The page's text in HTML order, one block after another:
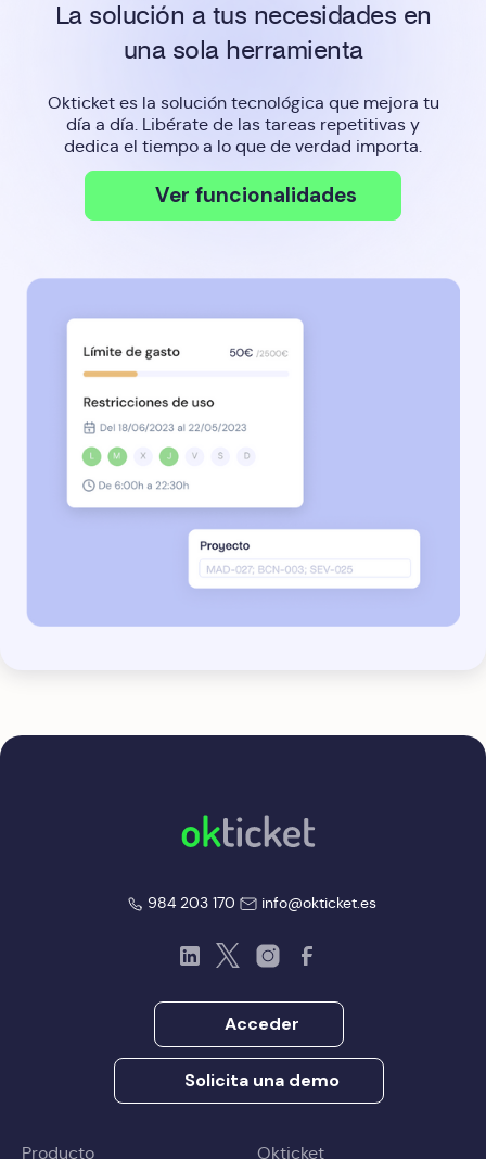
La solución a tus necesidades en
una sola herramienta
Okticket es la solución tecnológica que mejora tu
día a día. Libérate de las tareas repetitivas y
dedica el tiempo a lo que de verdad importa.
Ver funcionalidades
okticket
984 203 170 info@okticket.es
LinkedInTwitterInstagramFacebook
Acceder
Solicita una demo
Producto Okticket